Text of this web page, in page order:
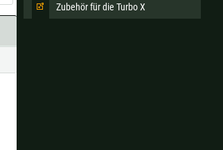
Zubehör für die Turbo X